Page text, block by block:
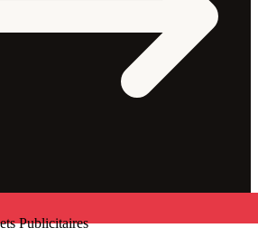
Publicitaires